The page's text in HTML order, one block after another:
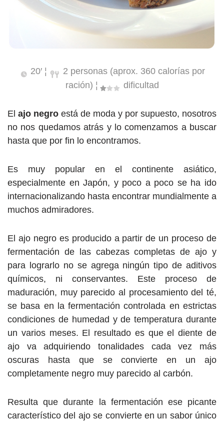
20′ ¦
2 personas (aprox. 360 calorías por
ración) ¦
dificultad
El ajo negro está de moda y por supuesto, nosotros
no nos quedamos atrás y lo comenzamos a buscar
hasta que por fin lo encontramos.
Es muy popular en el continente asiático,
especialmente en Japón, y poco a poco se ha ido
internacionalizando hasta encontrar mundialmente a
muchos admiradores.
El ajo negro es producido a partir de un proceso de
fermentación de las cabezas completas de ajo y
para lograrlo no se agrega ningún tipo de aditivos
químicos, ni conservantes. Este proceso de
maduración, muy parecido al procesamiento del té,
se basa en la fermentación controlada en estrictas
condiciones de humedad y de temperatura durante
un varios meses. El resultado es que el diente de
ajo va adquiriendo tonalidades cada vez más
oscuras hasta que se convierte en un ajo
completamente negro muy parecido al carbón.
Resulta que durante la fermentación ese picante
característico del ajo se convierte en un sabor único